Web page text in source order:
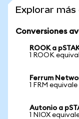
Explorar
Conversiones
ROOK a
1 ROOK
Ferrum
1 FRM equivale
Autonio a
1 NIOX